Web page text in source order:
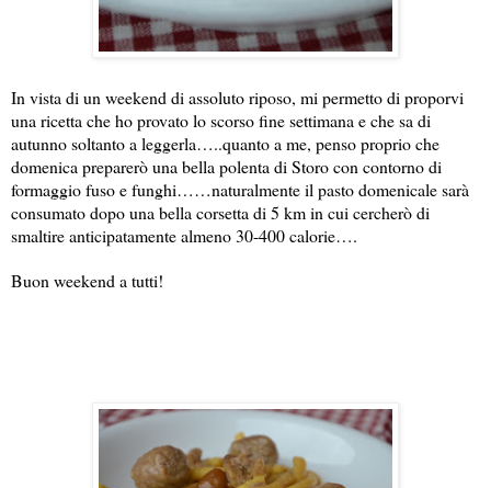
In vista di un weekend di assoluto riposo, mi permetto di proporvi
una ricetta che ho provato lo scorso fine settimana e che sa di
autunno soltanto a leggerla…..quanto a me, penso proprio che
domenica preparerò una bella polenta di Storo con contorno di
formaggio fuso e funghi……naturalmente il pasto domenicale sarà
consumato dopo una bella corsetta di 5 km in cui cercherò di
smaltire anticipatamente almeno 30-400 calorie….
Buon weekend a tutti!